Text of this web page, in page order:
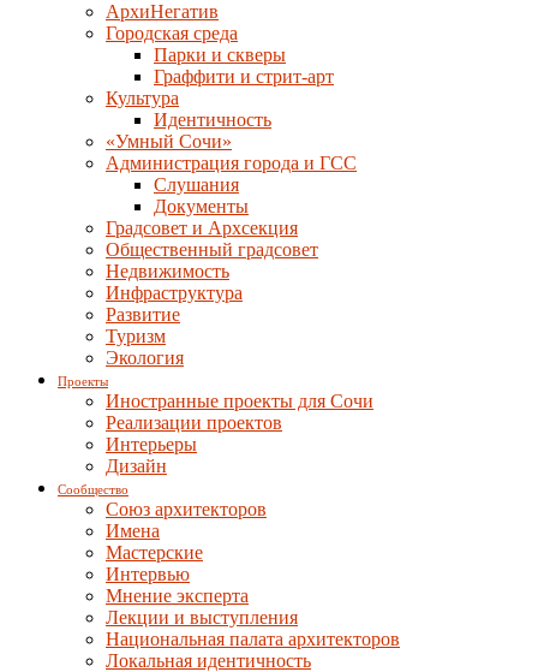
АрхиНегатив
Городская среда
Парки и скверы
Граффити и стрит-арт
Культура
Идентичность
«Умный Сочи»
Администрация города и ГСС
Слушания
Документы
Градсовет и Архсекция
Общественный градсовет
Недвижимость
Инфраструктура
Развитие
Туризм
Экология
Проекты
Иностранные проекты для Сочи
Реализации проектов
Интерьеры
Дизайн
Сообщество
Союз архитекторов
Имена
Мастерские
Интервью
Мнение эксперта
Лекции и выступления
Национальная палата архитекторов
Локальная идентичность